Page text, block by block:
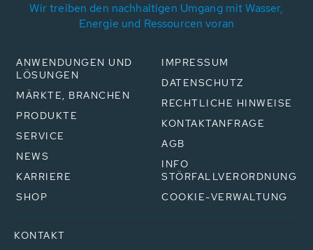
Wir treiben den nachhaltigen Umgang mit Wasser,
Energie und Ressourcen voran
ANWENDUNGEN UND
LÖSUNGEN
MÄRKTE, BRANCHEN
PRODUKTE
SERVICE
NEWS
KARRIERE
SHOP
IMPRESSUM
DATENSCHUTZ
RECHTLICHE HINWEISE
KONTAKTANFRAGE
AGB
INFO
STÖRFALLVERORDNUNG
COOKIE-VERWALTUNG
KONTAKT